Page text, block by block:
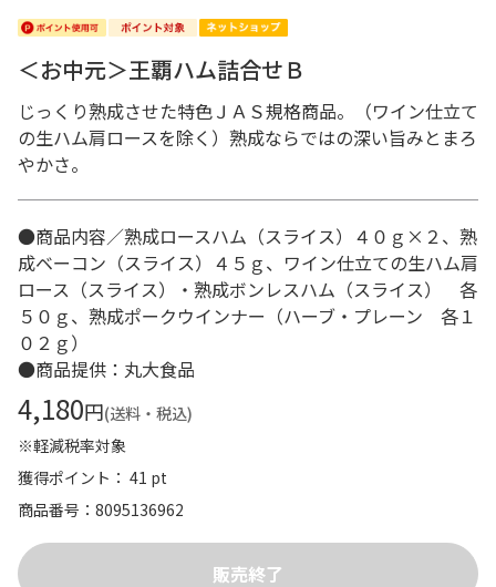
＜お中元＞王覇ハム詰合せＢ
じっくり熟成させた特色ＪＡＳ規格商品。（ワイン仕立て
の生ハム肩ロースを除く）熟成ならではの深い旨みとまろ
やかさ。
●商品内容／熟成ロースハム（スライス）４０ｇ×２、熟
成ベーコン（スライス）４５ｇ、ワイン仕立ての生ハム肩
ロース（スライス）・熟成ボンレスハム（スライス） 各
５０ｇ、熟成ポークウインナー（ハーブ・プレーン 各１
０２ｇ）
●商品提供：丸大食品
4,180円(送料・税込)
※軽減税率対象
獲得ポイント： 41 pt
商品番号
8095136962